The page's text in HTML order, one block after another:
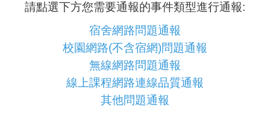
請點選下方您需要通報的事件類型進行通報:
宿舍網路問題通報
校園網路(不含宿網)問題通報
無線網路問題通報
線上課程網路連線品質通報
其他問題通報